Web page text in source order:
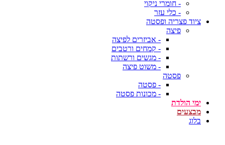
- חומרי ניקוי
- כלי עזר
ציוד פצריה ופסטה
פיצה
- אביזרים לפיצה
- קמחים ורטבים
- מגשים ורשתות
- משוט פיצה
פסטה
- פסטה
- מכונות פסטה
ימי הולדת
מבצעים
בלוג